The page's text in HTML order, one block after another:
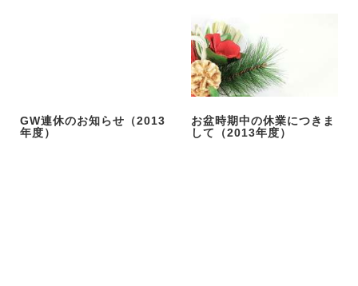
GW連休のお知らせ（2013
年度）
お盆時期中の休業につきま
して（2013年度）